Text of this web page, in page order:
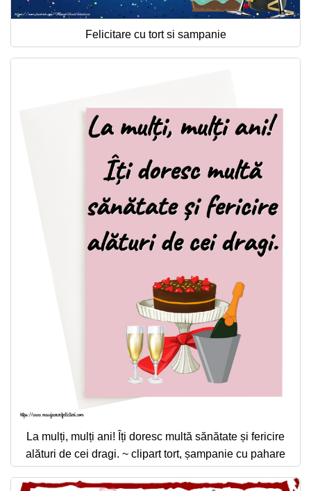
Felicitare cu tort si sampanie
La mulți, mulți ani! Îți doresc multă sănătate și fericire
alături de cei dragi. ~ clipart tort, șampanie cu pahare